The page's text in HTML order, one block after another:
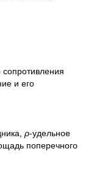
и его
ρ-удельное
поперечного